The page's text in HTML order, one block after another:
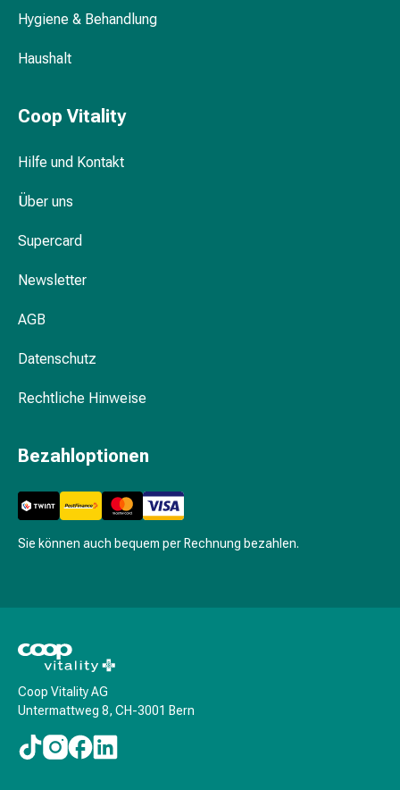
&
Schönheit
Peeling
Reinigung
Pflegegeräte
Für
Haare
Spülungen
&
&
Färbungen
Haarstyling
Haaröl
Haarwasser
Hygiene & Behandlung
Haushalt
Coop Vitality
Hilfe und Kontakt
Über uns
Supercard
Newsletter
AGB
Datenschutz
Rechtliche Hinweise
Bezahloptionen
Sie können auch bequem per Rechnung bezahlen.
Coop Vitality AG
Untermattweg 8, CH-3001 Bern